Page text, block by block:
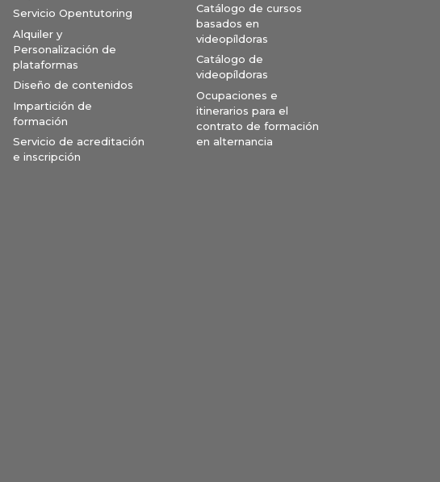
Servicio Opentutoring
Alquiler y
Personalización de
plataformas
Diseño de contenidos
Impartición de
formación
Servicio de acreditación
e inscripción
Catálogo de cursos
basados en
videopíldoras
Catálogo de
videopíldoras
Ocupaciones e
itinerarios para el
contrato de formación
en alternancia